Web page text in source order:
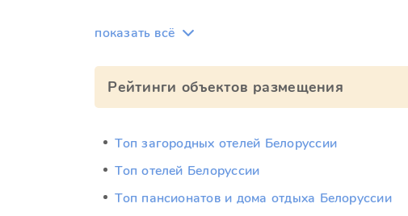
показать всё
Рейтинги объектов размещения
Топ загородных отелей Белоруссии
Топ отелей Белоруссии
Топ пансионатов и дома отдыха Белоруссии